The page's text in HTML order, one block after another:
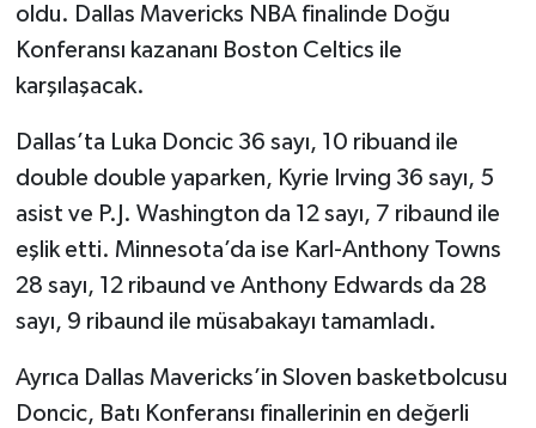
oldu. Dallas Mavericks NBA finalinde Doğu
Konferansı kazananı Boston Celtics ile
karşılaşacak.
Dallas’ta Luka Doncic 36 sayı, 10 ribuand ile
double double yaparken, Kyrie Irving 36 sayı, 5
asist ve P.J. Washington da 12 sayı, 7 ribaund ile
eşlik etti. Minnesota’da ise Karl-Anthony Towns
28 sayı, 12 ribaund ve Anthony Edwards da 28
sayı, 9 ribaund ile müsabakayı tamamladı.
Ayrıca Dallas Mavericks’in Sloven basketbolcusu
Doncic, Batı Konferansı finallerinin en değerli